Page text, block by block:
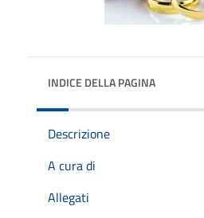
INDICE DELLA PAGINA
Descrizione
A cura di
Allegati